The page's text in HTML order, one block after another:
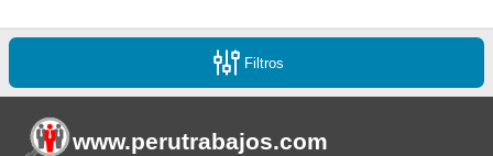
Filtros
www.perutrabajos.com